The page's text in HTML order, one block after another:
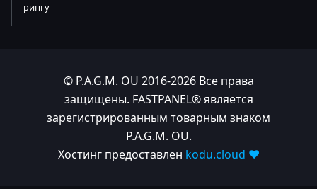
рингу
© P.A.G.M. OU 2016-2026 Все права
защищены. FASTPANEL® является
зарегистрированным товарным знаком
P.A.G.M. OU.
Хостинг предоставлен kodu.cloud ❤️